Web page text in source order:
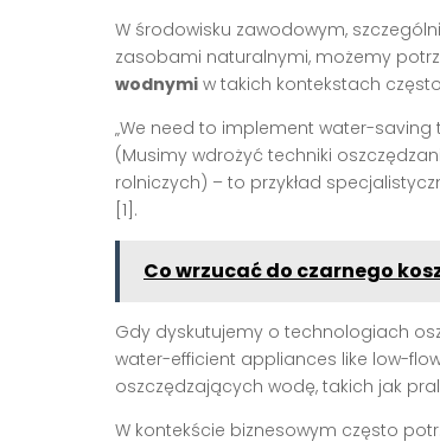
W środowisku zawodowym,
zasobami naturalnymi, możemy
wodnymi w takich kontekstach
„We need to implement water-
(Musimy wdrożyć techniki
rolniczych) – to przykład
[1].
Co wrzucać do czarnego
Gdy dyskutujemy o technologiach
water-efficient appliances like low-
oszczędzających wodę, takich jak
W kontekście biznesowym często